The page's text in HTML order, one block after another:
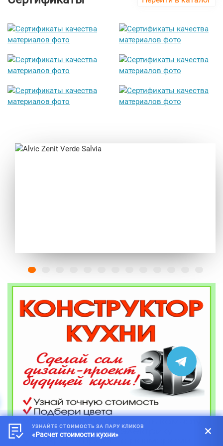
Alvic Zenit Verde Salvia
от 212 000 руб.
УЗНАЙТЕ СТОИМОСТЬ ЗА ПАРУ КЛИКОВ
«Расчет стоимости кухни»